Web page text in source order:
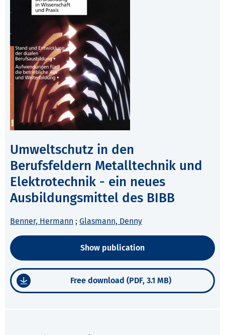
Umweltschutz in den
Berufsfeldern Metalltechnik und
Elektrotechnik - ein neues
Ausbildungsmittel des BIBB
Benner, Hermann ; Glasmann, Denny
Show publication
Free download (PDF, 3.1 MB)